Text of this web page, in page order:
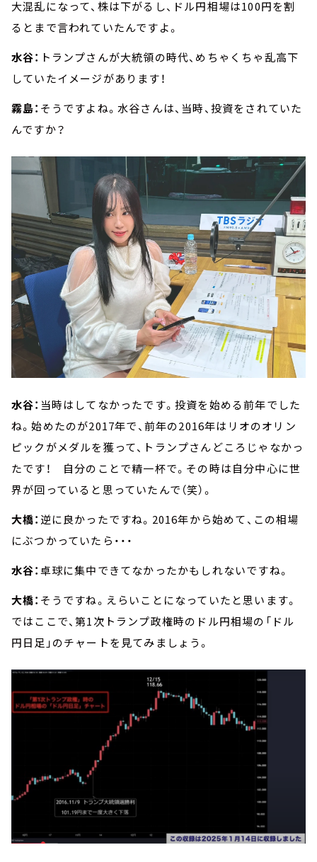
大混乱になって、株は下がるし、ドル円相場は100円を割
るとまで言われていたんですよ。
水谷： トランプさんが大統領の時代、めちゃくちゃ乱高下
していたイメージがあります！
霧島： そうですよね。水谷さんは、当時、投資をされていた
んですか？
水谷： 当時はしてなかったです。投資を始める前年でした
ね。始めたのが2017年で、前年の2016年はリオのオリン
ピックがメダルを獲って、トランプさんどころじゃなかっ
たです！ 自分のことで精一杯で。その時は自分中心に世
界が回っていると思っていたんで（笑）。
大橋： 逆に良かったですね。2016年から始めて、この相場
にぶつかっていたら・・・
水谷：卓球に集中できてなかったかもしれないですね。
大橋： そうですね。えらいことになっていたと思います。
ではここで、第1次トランプ政権時のドル円相場の「ドル
円日足」のチャートを見てみましょう。